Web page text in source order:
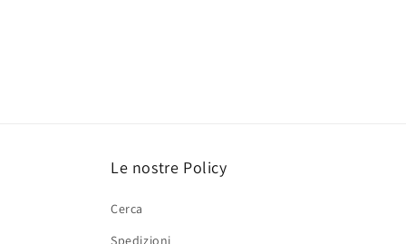
Le nostre Policy
Cerca
Spedizioni